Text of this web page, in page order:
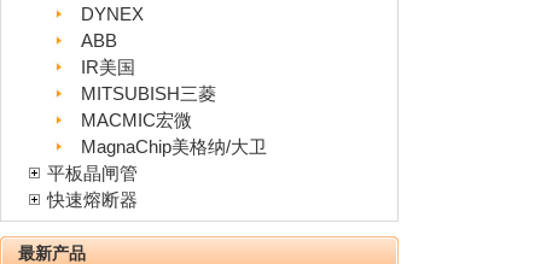
DYNEX
ABB
IR美国
MITSUBISH三菱
MACMIC宏微
MagnaChip美格纳/大卫
平板晶闸管
快速熔断器
最新产品